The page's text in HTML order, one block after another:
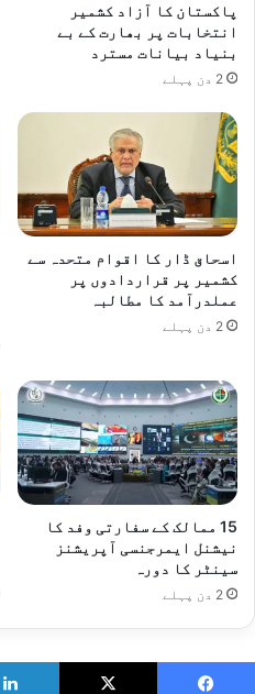
پاکستان کا آزاد کشمیر
انتخابات پر بھارت کے بے
بنیاد بیانات مسترد
2 دن پہلے
اسحاق ڈار کا اقوام متحدہ سے
کشمیر پر قراردادوں پر
عملدرآمد کا مطالبہ
2 دن پہلے
15 ممالک کے سفارتی وفد کا
نیشنل ایمرجنسی آپریشنز
سینٹر کا دورہ
2 دن پہلے